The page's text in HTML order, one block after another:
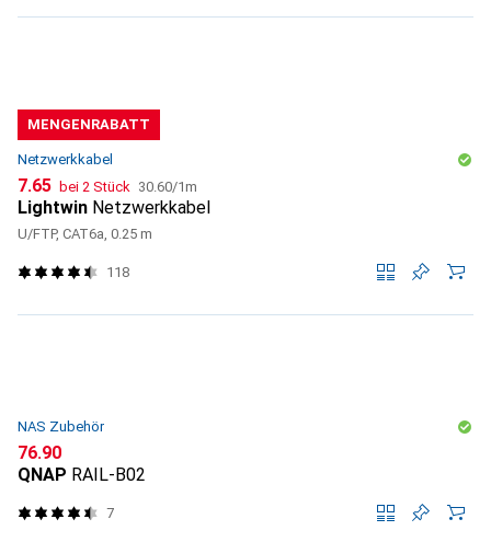
MENGENRABATT
Netzwerkkabel
CHF
7.65 bei 2 Stück CHF
30.60/1m
Lightwin Netzwerkkabel
U/FTP, CAT6a, 0.25 m
118
NAS Zubehör
CHF
76.90
QNAP RAIL-B02
7